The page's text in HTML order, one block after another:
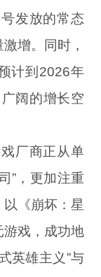
发放的常态
增。同时，
计到2026年
阔的增长空
厂商正从单
”，更加注重
《崩坏：星
戏，成功地
英雄主义”与